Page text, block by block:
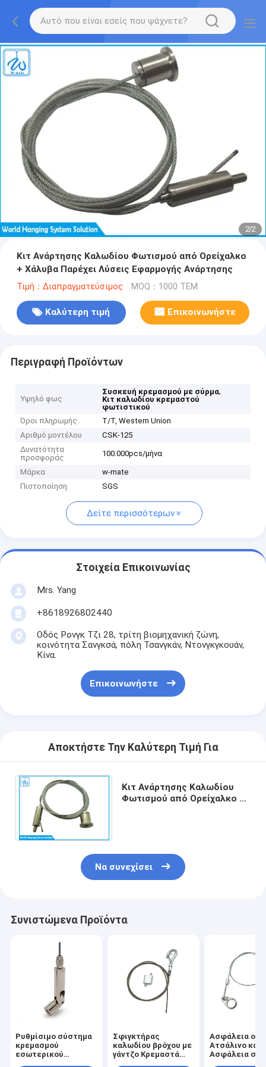
2/2
Κιτ Ανάρτησης Καλωδίου Φωτισμού από Ορείχαλκο
+ Χάλυβα Παρέχει Λύσεις Εφαρμογής Ανάρτησης
Τιμή：Διαπραγματεύσιμος MOQ：1000 ΤΕΜ
Καλύτερη τιμή Επικοινωνήστε
Περιγραφή Προϊόντων
Υψηλό φως
Συσκευή κρεμασμού με σύρμα,
Κιτ καλωδίου κρεμαστού
φωτιστικού
Όροι πληρωμής
T/T, Western Union
Αριθμό μοντέλου
CSK-125
Δυνατότητα
προσφοράς
100.000pcs/μήνα
Μάρκα
w-mate
Πιστοποίηση
SGS
Δείτε περισσότερων
Στοιχεία Επικοινωνίας
Mrs. Yang
+8618926802440
Οδός Ρονγκ Τζι 28, τρίτη βιομηχανική ζώνη,
κοινότητα Σανγκσά, πόλη Τσανγκάν, Ντονγκγκουάν,
Κίνα.
Επικοινωνήστε
Αποκτήστε Την Καλύτερη Τιμή Για
Κιτ Ανάρτησης Καλωδίου
Φωτισμού από Ορείχαλκο +
Να συνεχίσει
Συνιστώμενα Προϊόντα
Ρυθμίσιμο σύστημα
κρεμασμού
εσωτερικού
Σφιγκτήρας
καλωδίου βρόχου με
γάντζο Κρεμαστά
Ασφάλεια
Ατσάλινο
Ασφάλεια